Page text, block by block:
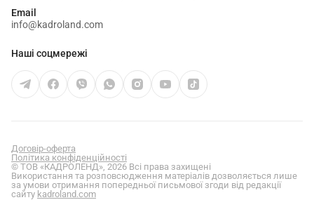
Email
info@kadroland.com
Наші соцмережі
Договір-оферта
Політика конфіденційності
© ТОВ «КАДРОЛЕНД», 2026 Всі права захищені
Використання та розповсюдження матеріалів дозволяється лише
за умови отримання попередньої письмової згоди від редакції
сайту kadroland.com